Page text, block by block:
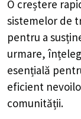
O creștere
sistemelor de
pentru a
urmare,
esențială
eficient
comunității.